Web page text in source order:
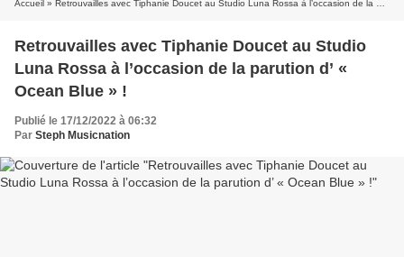
Accueil » Retrouvailles avec Tiphanie Doucet au Studio Luna Rossa à l’occasion de la parution d’ « Ocean Blue » !
Retrouvailles avec Tiphanie Doucet au Studio
Luna Rossa à l’occasion de la parution d’ «
Ocean Blue » !
Publié le 17/12/2022 à 06:32
Par Steph Musicnation